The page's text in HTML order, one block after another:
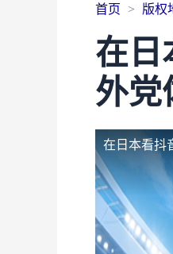
首页 版权
在日
外党
在日本看抖